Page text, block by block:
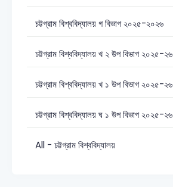
চট্টগ্রাম বিশ্ববিদ্যালয় গ বিভাগ ২০২৫-২০২৬
চট্টগ্রাম বিশ্ববিদ্যালয় খ ২ উপ বিভাগ ২০২৫-২৬
চট্টগ্রাম বিশ্ববিদ্যালয় খ ১ উপ বিভাগ ২০২৫-২৬
চট্টগ্রাম বিশ্ববিদ্যালয় ঘ ১ উপ বিভাগ ২০২৫-২৬
All - চট্টগ্রাম বিশ্ববিদ্যালয়